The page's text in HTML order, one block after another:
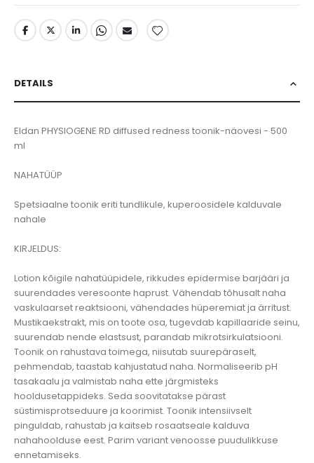
DETAILS
Eldan PHYSIOGENE RD diffused redness toonik-näovesi - 500
ml
NAHATÜÜP
Spetsiaalne toonik eriti tundlikule, kuperoosidele kalduvale
nahale
KIRJELDUS:
Lotion kõigile nahatüüpidele, rikkudes epidermise barjääri ja
suurendades veresoonte haprust. Vähendab tõhusalt naha
vaskulaarset reaktsiooni, vähendades hüperemiat ja ärritust.
Mustikaekstrakt, mis on toote osa, tugevdab kapillaaride seinu,
suurendab nende elastsust, parandab mikrotsirkulatsiooni.
Toonik on rahustava toimega, niisutab suurepäraselt,
pehmendab, taastab kahjustatud naha. Normaliseerib pH
tasakaalu ja valmistab naha ette järgmisteks
hooldusetappideks. Seda soovitatakse pärast
süstimisprotseduure ja koorimist. Toonik intensiivselt
pinguldab, rahustab ja kaitseb rosaatseale kalduva
nahahoolduse eest. Parim variant venoosse puudulikkuse
ennetamiseks.